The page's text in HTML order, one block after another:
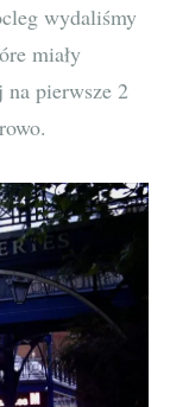
wydaliśmy
miały
na pierwsze 2